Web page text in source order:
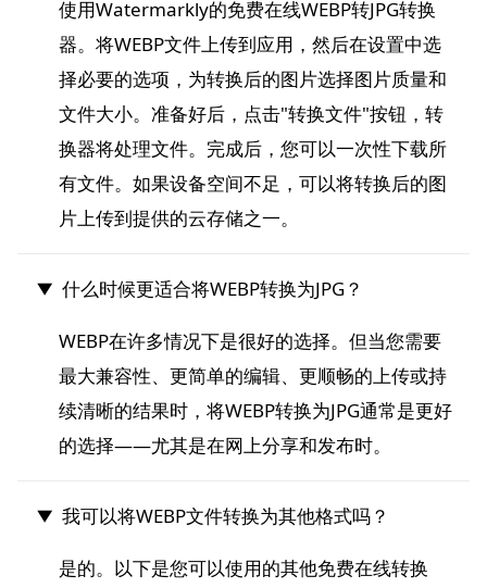
使用Watermarkly的免费在线WEBP转JPG转换
器。将WEBP文件上传到应用，然后在设置中选
择必要的选项，为转换后的图片选择图片质量和
文件大小。准备好后，点击"转换文件"按钮，转
换器将处理文件。完成后，您可以一次性下载所
有文件。如果设备空间不足，可以将转换后的图
片上传到提供的云存储之一。
什么时候更适合将WEBP转换为JPG？
WEBP在许多情况下是很好的选择。但当您需要
最大兼容性、更简单的编辑、更顺畅的上传或持
续清晰的结果时，将WEBP转换为JPG通常是更好
的选择——尤其是在网上分享和发布时。
我可以将WEBP文件转换为其他格式吗？
是的。以下是您可以使用的其他免费在线转换